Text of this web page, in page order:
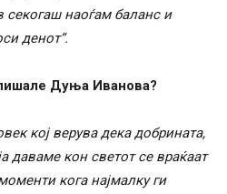
наоѓам баланс и
денот“.
Дуња Иванова?
кој верува дека добрината,
даваме кон светот се враќаат
кога најмалку ги